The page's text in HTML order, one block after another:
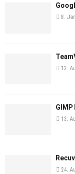
8.
12.
GIMP
13.
24.